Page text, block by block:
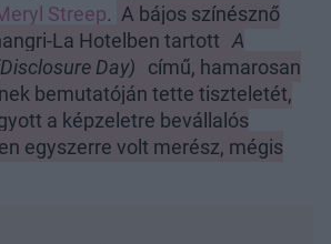
Streep. A bájos színésznő
La Hotelben tartott A
Day)
című, hamarosan
bemutatóján tette tiszteletét,
a képzeletre bevállalós
egyszerre volt merész, mégis